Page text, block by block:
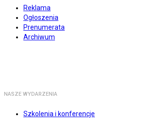
Reklama
Ogłoszenia
Prenumerata
Archiwum
NASZE WYDARZENIA
Szkolenia i konferencje